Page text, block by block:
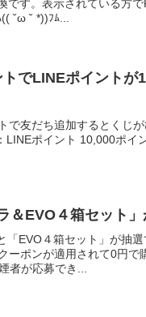
す。表示されている方
˘ω ˘ *))ﾌﾑ...
でLINEポイントが
で友だち追加するとくじ
ポイント 10,000ポイ
＆EVO４箱セット
「EVO４箱セット」が抽
ーポンが適用されて0円で
者が応募でき...